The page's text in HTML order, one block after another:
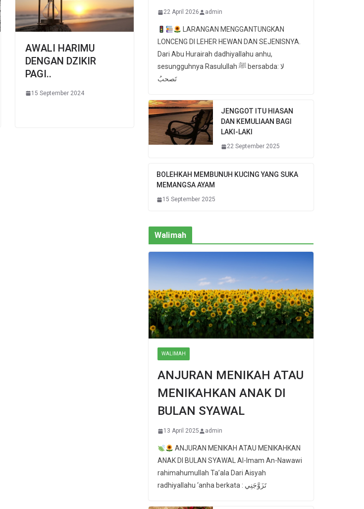
AWALI HARIMU
DENGAN DZIKIR
PAGI..
15 September 2024
22 April 2026 admin
LARANGAN MENGGANTUNGKAN
LONCENG DI LEHER HEWAN DAN SEJENISNYA.
Dari Abu Hurairah dadhiyallahu anhu,
sesungguhnya Rasulullah ﷺ bersabda: لا
تَصحبُ
JENGGOT ITU HIASAN
DAN KEMULIAAN BAGI
LAKI-LAKI
22 September 2025
BOLEHKAH MEMBUNUH KUCING YANG SUKA
MEMANGSA AYAM
15 September 2025
Walimah
WALIMAH
ANJURAN MENIKAH ATAU
MENIKAHKAN ANAK DI
BULAN SYAWAL
13 April 2025 admin
ANJURAN MENIKAH ATAU MENIKAHKAN
ANAK DI BULAN SYAWAL Al-Imam An-Nawawi
rahimahumullah Ta’ala Dari Aisyah
radhiyallahu ‘anha berkata : تَزَوَّجَنِي